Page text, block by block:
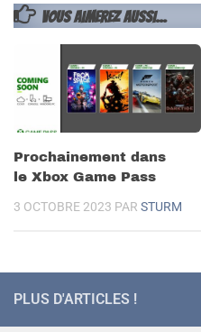
VOUS AIMEREZ AUSSI...
Prochainement dans
le Xbox Game Pass
3 OCTOBRE 2023 PAR STURM
PLUS D'ARTICLES !